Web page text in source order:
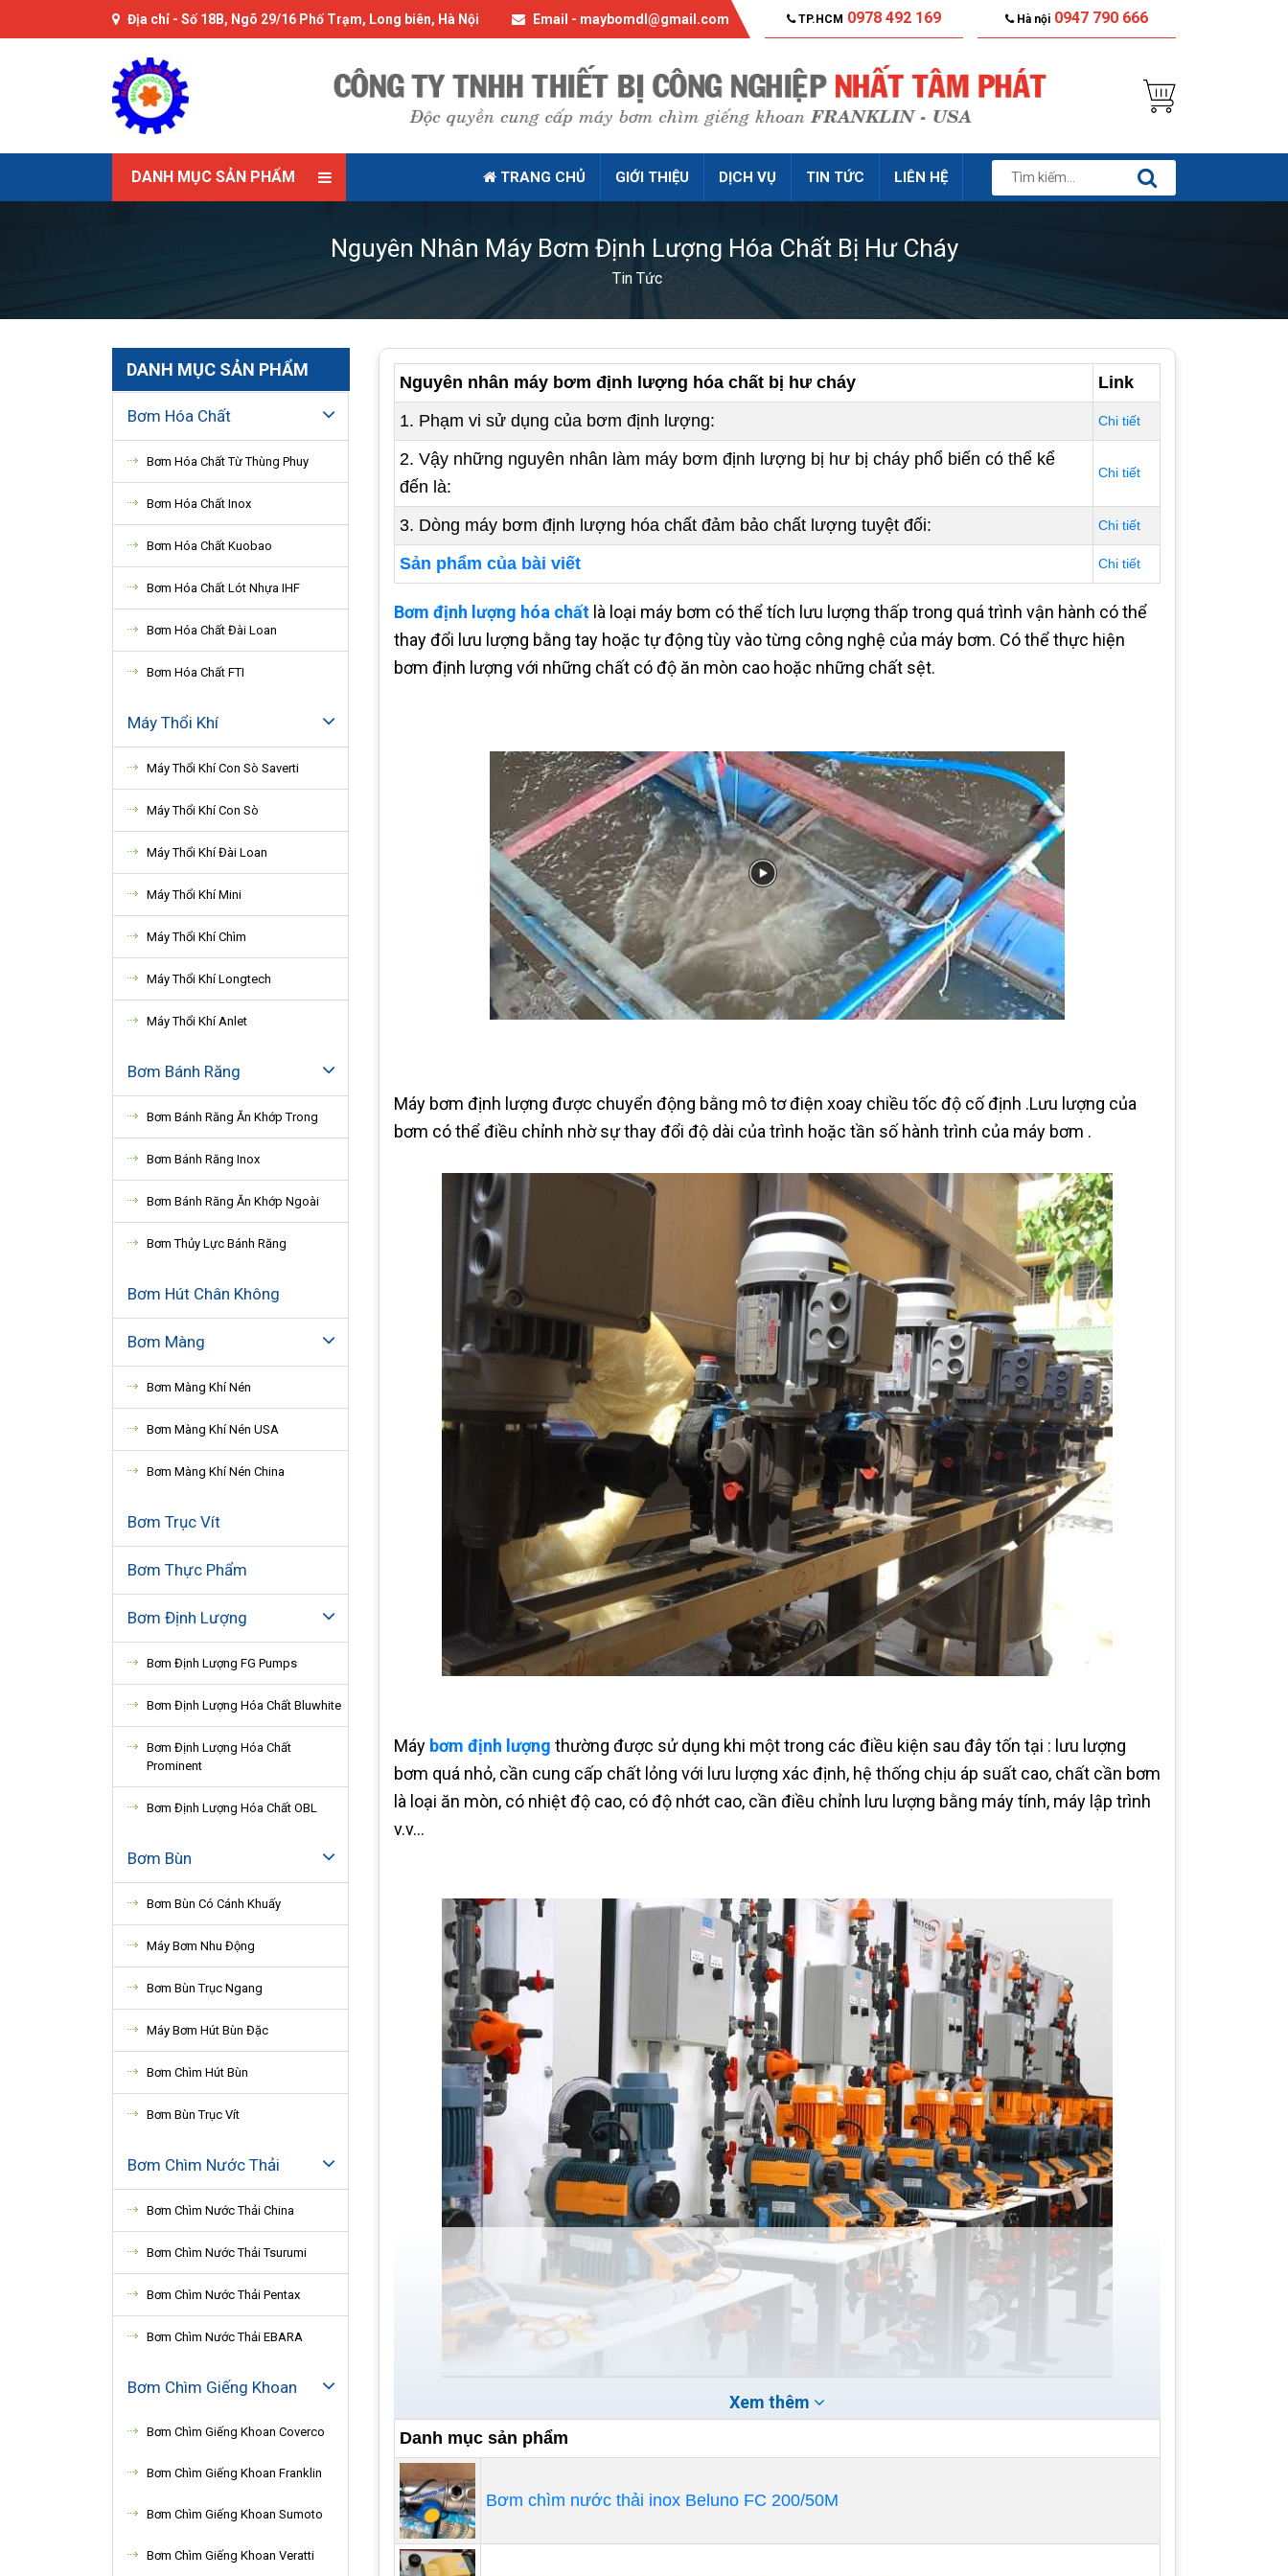
Địa chỉ - Số 18B, Ngõ 29/16 Phố Trạm, Long biên, Hà Nội Email - maybomdl@gmail.com TP.HCM 0978 492 169 Hà nội 0947 790 666
DANH MỤC SẢN PHẨM TRANG CHỦ GIỚI THIỆU DỊCH VỤ TIN TỨC LIÊN HỆ
Nguyên Nhân Máy Bơm Định Lượng Hóa Chất Bị Hư Cháy
Tin Tức
DANH MỤC SẢN PHẨM
Bơm Hóa Chất
Bơm Hóa Chất Từ Thùng Phuy
Bơm Hóa Chất Inox
Bơm Hóa Chất Kuobao
Bơm Hóa Chất Lót Nhựa IHF
Bơm Hóa Chất Đài Loan
Bơm Hóa Chất FTI
Máy Thổi Khí
Máy Thổi Khí Con Sò Saverti
Máy Thổi Khí Con Sò
Máy Thổi Khí Đài Loan
Máy Thổi Khí Mini
Máy Thổi Khí Chìm
Máy Thổi Khí Longtech
Máy Thổi Khí Anlet
Bơm Bánh Răng
Bơm Bánh Răng Ăn Khớp Trong
Bơm Bánh Răng Inox
Bơm Bánh Răng Ăn Khớp Ngoài
Bơm Thủy Lực Bánh Răng
Bơm Hút Chân Không
Bơm Màng
Bơm Màng Khí Nén
Bơm Màng Khí Nén USA
Bơm Màng Khí Nén China
Bơm Trục Vít
Bơm Thực Phẩm
Bơm Định Lượng
Bơm Định Lượng FG Pumps
Bơm Định Lượng Hóa Chất Bluwhite
Bơm Định Lượng Hóa Chất
Prominent
Bơm Định Lượng Hóa Chất OBL
Bơm Bùn
Bơm Bùn Có Cánh Khuấy
Máy Bơm Nhu Động
Bơm Bùn Trục Ngang
Máy Bơm Hút Bùn Đặc
Bơm Chìm Hút Bùn
Bơm Bùn Trục Vít
Bơm Chìm Nước Thải
Bơm Chìm Nước Thải China
Bơm Chìm Nước Thải Tsurumi
Bơm Chìm Nước Thải Pentax
Bơm Chìm Nước Thải EBARA
Bơm Chìm Giếng Khoan
Bơm Chìm Giếng Khoan Coverco
Bơm Chìm Giếng Khoan Franklin
Bơm Chìm Giếng Khoan Sumoto
Bơm Chìm Giếng Khoan Veratti
Nguyên nhân máy bơm định lượng hóa chất bị hư cháy
Link
1. Phạm vi sử dụng của bơm định lượng:
Chi tiết
2. Vậy những nguyên nhân làm máy bơm định lượng bị hư bị cháy phổ biến có thể kể
đến là:
Chi tiết
3. Dòng máy bơm định lượng hóa chất đảm bảo chất lượng tuyệt đối: Chi tiết
Sản phẩm của bài viết Chi tiết
Bơm định lượng hóa chấtlà loại máy bơm có thể tích lưu lượng thấp trong quá trình vận hành có thể
thay đổi lưu lượng bằng tay hoặc tự động tùy vào từng công nghệ của máy bơm. Có thể thực hiện
bơm định lượng với những chất có độ ăn mòn cao hoặc những chất sệt.
Máy bơm định lượng được chuyển động bằng mô tơ điện xoay chiều tốc độ cố định .Lưu lượng của
bơm có thể điều chỉnh nhờ sự thay đổi độ dài của trình hoặc tần số hành trình của máy bơm .
Máy bơm định lượng thường được sử dụng khi một trong các điều kiện sau đây tốn tại : lưu lượng
bơm quá nhỏ, cần cung cấp chất lỏng với lưu lượng xác định, hệ thống chịu áp suất cao, chất cần bơm
là loại ăn mòn, có nhiệt độ cao, có độ nhớt cao, cần điều chỉnh lưu lượng bằng máy tính, máy lập trình
v.v...
Qua bài viết dưới đây, chúng tôi hy vọng bạn sẽ hiểu rõ hơn nguyên nhân máy bơm định lượng bị hư
hoặc bị cháy. Từ đó, bạn sẽ biết cách sửa chữa và bảo hành phù hợp với tình trạng của sản phẩm.
1. Phạm vi sử dụng của bơm định lượng:
Lưu lượng bơm quá nhỏ
Xem thêm
Danh mục sản phẩm
Bơm chìm nước thải inox Beluno FC 200/50M